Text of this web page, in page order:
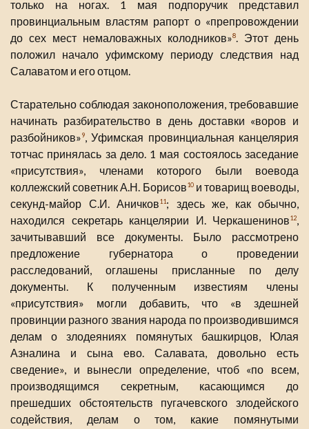
только на ногах. 1 мая подпоручик представил
провинциальным властям рапорт о «препровождении
до сех мест немаловажных колодников»8. Этот день
положил начало уфимскому периоду следствия над
Салаватом и его отцом.
Старательно соблюдая законоположения, требовавшие
начинать разбирательство в день доставки «воров и
разбойников»9, Уфимская провинциальная канцелярия
тотчас принялась за дело. 1 мая состоялось заседание
«присутствия», членами которого были воевода
коллежский советник А.Н. Борисов10и товарищ воеводы,
секунд-майор С.И. Аничков11; здесь же, как обычно,
находился секретарь канцелярии И. Черкашенинов12,
зачитывавший все документы. Было рассмотрено
предложение губернатора о проведении
расследований, оглашены присланные по делу
документы. К полученным известиям члены
«присутствия» могли добавить, что «в здешней
провинции разного звания народа по производившимся
делам о злодеяниях помянутых башкирцов, Юлая
Азналина и сына ево. Салавата, довольно есть
сведение», и вынесли определение, чтоб «по всем,
производящимся секретным, касающимся до
прешедших обстоятельств пугачевского злодейского
содействия, делам о том, какие помянутыми